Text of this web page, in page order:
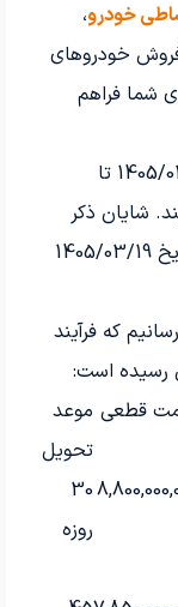
خودرو،
خودروهای
بالا) را برای شما فراهم
متقاضیان گرامی می‌توانند از تاریخ 1405/03/13 تا
. شایان ذکر
است که مبلغ مسدودی تعیین‌شده در تاریخ 1405/03/19
که فرآیند
رسیده است:
قطعی موعد
تحویل
30
روزه